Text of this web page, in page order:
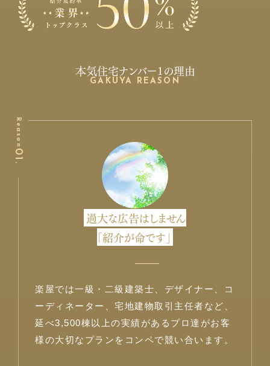
本気住宅ナンバー1の理由
GAKUYA REASON
Reason
01.
過大な広告はしません
「紹介が命です」
楽屋では一級・二級建築士、デザイナー、コ
ーディネーター、宅地建物取引主任者など、
延べ3,500棟以上の実績があるプロ達がお客
様の大切なプランをコンペで競い合います。